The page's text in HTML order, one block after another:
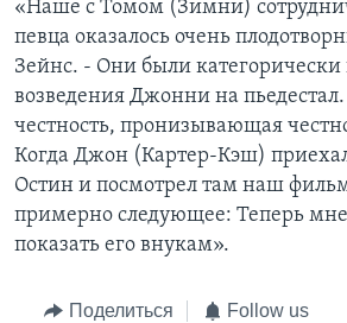
«Наше с Томом (Зимни)
певца оказалось очень
Зейнс. - Они были категорически
возведения Джонни на
честность, пронизывающая
Когда Джон (Картер-Кэш)
Остин и посмотрел там наш
примерно следующее: Теперь мне
показать его внукам».
Поделиться Follow us